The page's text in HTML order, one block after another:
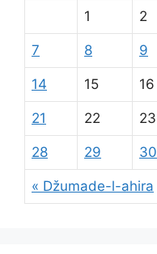
« Džumade-l-ahira
1 2
7 8 9
14 15 16
21 22 23
28 29 30